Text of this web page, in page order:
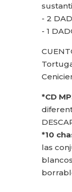
- 2
- 1
*CD
*10
las